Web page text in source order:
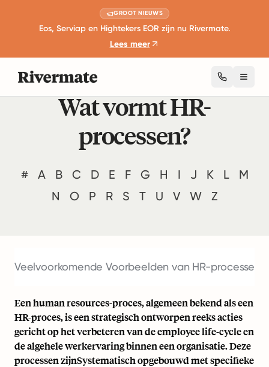
GROOT NIEUWS
Eos, Serviap en Hightekers EOR zijn nu Rivermate.
Lees meer
Wat vormt HR-
processen?
# A B C D E F G H I J K L
M
N
O P R S T U V W Z
Veelvoorkomende Voorbeelden van HR-processen
Een human resources-proces, algemeen bekend als een
HR-proces, is een strategisch ontworpen reeks acties
gericht op het verbeteren van de employee life-cycle en
de algehele werkervaring binnen een organisatie. Deze
processen zijnSystematisch opgebouwd met specifieke